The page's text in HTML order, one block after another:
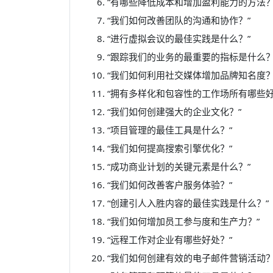
“我们如何改善团队的沟通和协作？”
“进行虚拟会议的最佳实践是什么？”
“跟踪我们的业务的最重要的指标是什么
“我们如何利用社交媒体增加品牌知名度
“拥有多样化和包容性的工作场所有哪些
“我们如何创建强大的企业文化？”
“项目管理的最佳工具是什么？”
“我们如何提高搜索引擎优化？”
“成功商业计划的关键元素是什么？”
“我们如何改善客户服务体验？”
“创建引人入胜内容的最佳实践是什么？”
“我们如何增加员工参与度和生产力？”
“远程工作对企业有哪些好处？”
“我们如何创建有效的电子邮件营销活动